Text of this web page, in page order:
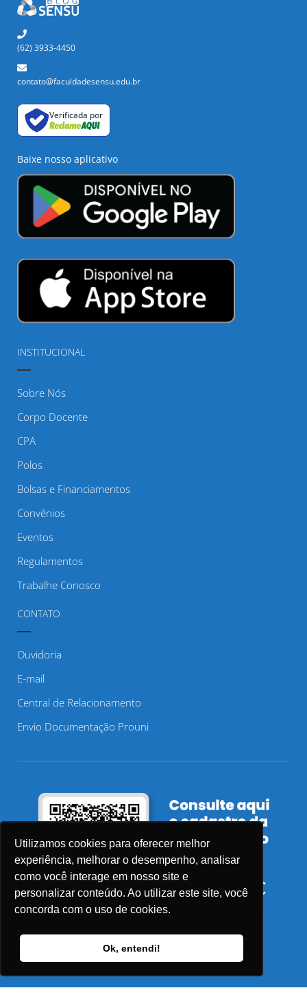
Utilizamos cookies para oferecer melhor
experiência, melhorar o desempenho, analisar
como você interage em nosso site e
personalizar conteúdo. Ao utilizar este site, você
concorda com o uso de cookies.
Ok, entendi!
(62) 3933-4450
contato@faculdadesensu.edu.br
Verificada por
Baixe nosso aplicativo
INSTITUCIONAL
Sobre Nós
Corpo Docente
CPA
Polos
Bolsas e Financiamentos
Convênios
Eventos
Regulamentos
Trabalhe Conosco
CONTATO
Ouvidoria
E-mail
Central de Relacionamento
Envio Documentação Prouni